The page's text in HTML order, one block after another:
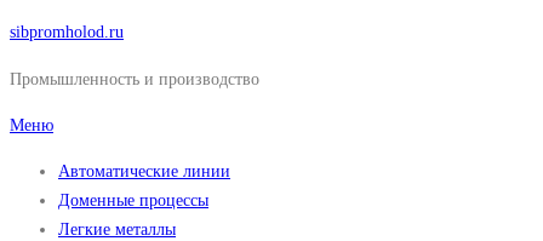
Перейти
содержимому
sibpromholod.ru
Промышленность и производство
Меню
Автоматические линии
Доменные процессы
Легкие металлы